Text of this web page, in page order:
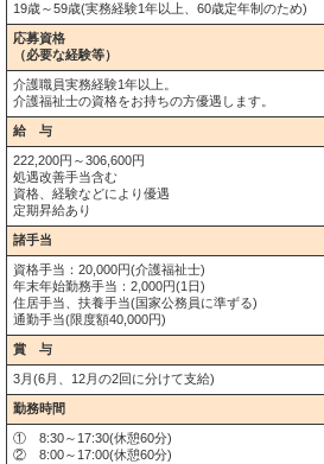
19歳～59歳(実務経験1年以上、60歳定年制のため)
応募資格
（必要な経験等）
介護職員実務経験1年以上。
介護福祉士の資格をお持ちの方優遇します。
給 与
222,200円～306,600円
処遇改善手当含む
資格、経験などにより優遇
定期昇給あり
諸手当
資格手当：20,000円(介護福祉士)
年末年始勤務手当：2,000円(1日)
住居手当、扶養手当(国家公務員に準ずる)
通勤手当(限度額40,000円)
賞 与
3月(6月、12月の2回に分けて支給)
勤務時間
① 8:30～17:30(休憩60分)
② 8:00～17:00(休憩60分)